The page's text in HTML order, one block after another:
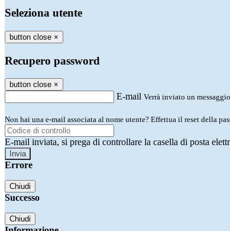
Seleziona utente
button close ×
Recupero password
button close ×
E-mail Verrà inviato un
Non hai una e-mail associata al nome utente? Effettua il reset della
E-mail inviata, si prega di controllare la casella di posta
Errore
Chiudi
Successo
Chiudi